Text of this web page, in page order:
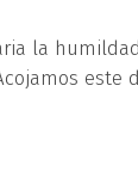
la
este